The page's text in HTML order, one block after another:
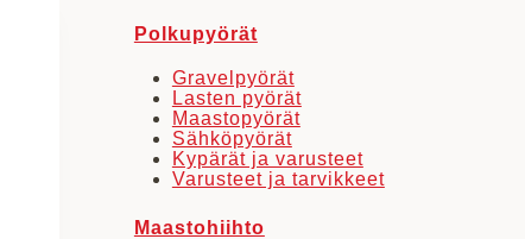
Polkupyörät
Gravelpyörät
Lasten pyörät
Maastopyörät
Sähköpyörät
Kypärät ja varusteet
Varusteet ja tarvikkeet
Maastohiihto